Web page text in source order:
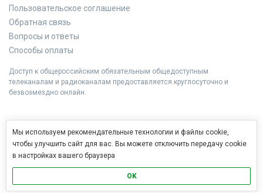
Пользовательское соглашение
Обратная связь
Вопросы и ответы
Способы оплаты
Доступ к общероссийским обязательным общедоступным
телеканалам и радиоканалам предоставляется круглосуточно и
безвозмездно онлайн.
Мы используем рекомендательные технологии и файлы cookie,
чтобы улучшить сайт для вас. Вы можете отключить передачу cookie
в настройках вашего браузера
OK